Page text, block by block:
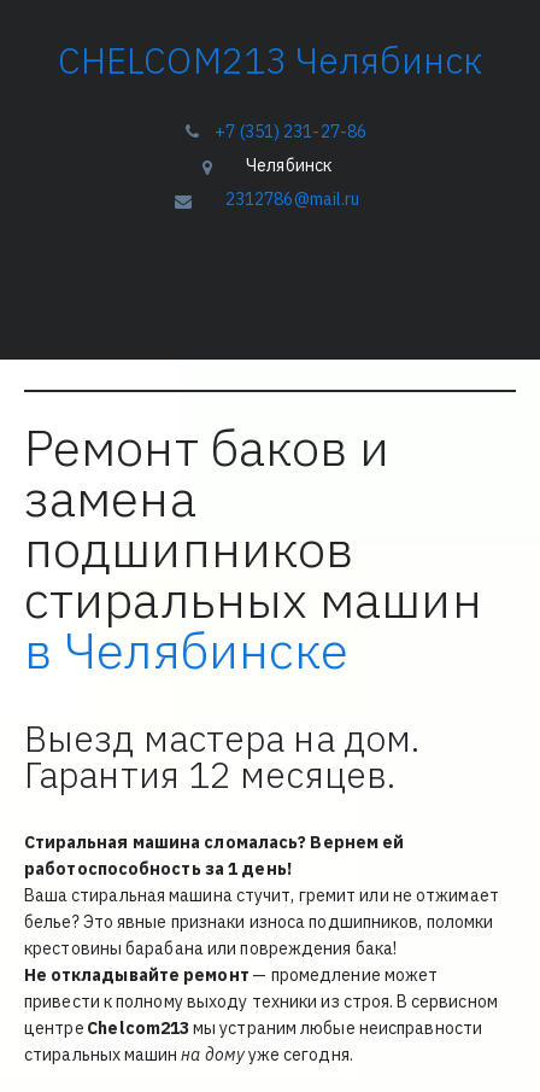
­­­CHELCOM213 Челябинск
+7 (351) 231-27-86
Челябинск
2312786@mail.ru
­­Ремонт баков и
замена
подшипников
стиральных машин
в Челябинске
Выезд мастера на дом.
Гарантия 12 месяцев.
Стиральная машина сломалась? Вернем ей
работоспособность за 1 день!
Ваша стиральная машина стучит, гремит или не отжимает
белье? Это явные признаки износа подшипников, поломки
крестовины барабана или повреждения бака!
Не откладывайте ремонт — промедление может
привести к полному выходу техники из строя. В сервисном
центре Chelcom213 мы устраним любые неисправности
стиральных машин на дому уже сегодня.